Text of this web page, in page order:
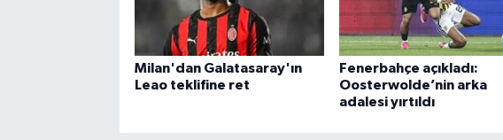
Milan'dan Galatasaray'ın
Leao teklifine ret
Fenerbahçe açıkladı:
Oosterwolde’nin arka
adalesi yırtıldı